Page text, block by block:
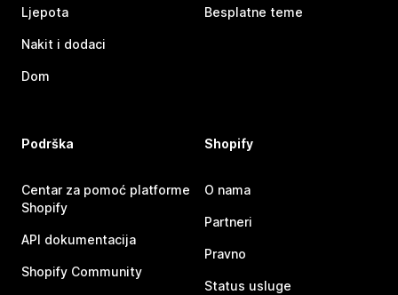
Ljepota
Nakit i dodaci
Dom
Besplatne teme
Podrška
Centar za pomoć platforme
Shopify
API dokumentacija
Shopify Community
Shopify
O nama
Partneri
Pravno
Status usluge